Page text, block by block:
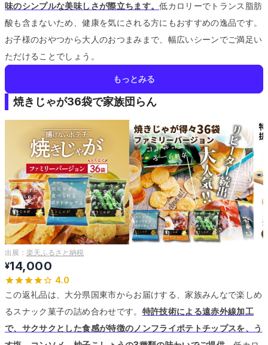
味のシンプルな美味しさが際立ちます。低カロリーでトランス脂肪
酸も含まないため、健康を気にされる方にもおすすめの逸品です。
お子様のおやつから大人のおつまみまで、幅広いシーンでご満足い
ただけることでしょう。
もっとみる
焼きじゃが36袋で家族団らん
出展： 楽天ふるさと納税
¥14,000
4.0
この返礼品は、大分県国東市からお届けする、家族みんなで楽しめ
るスナック菓子の詰め合わせです。 特許技術による遠赤外線加工
で、サクサクとした食感が特徴のノンフライポテトチップスを、う